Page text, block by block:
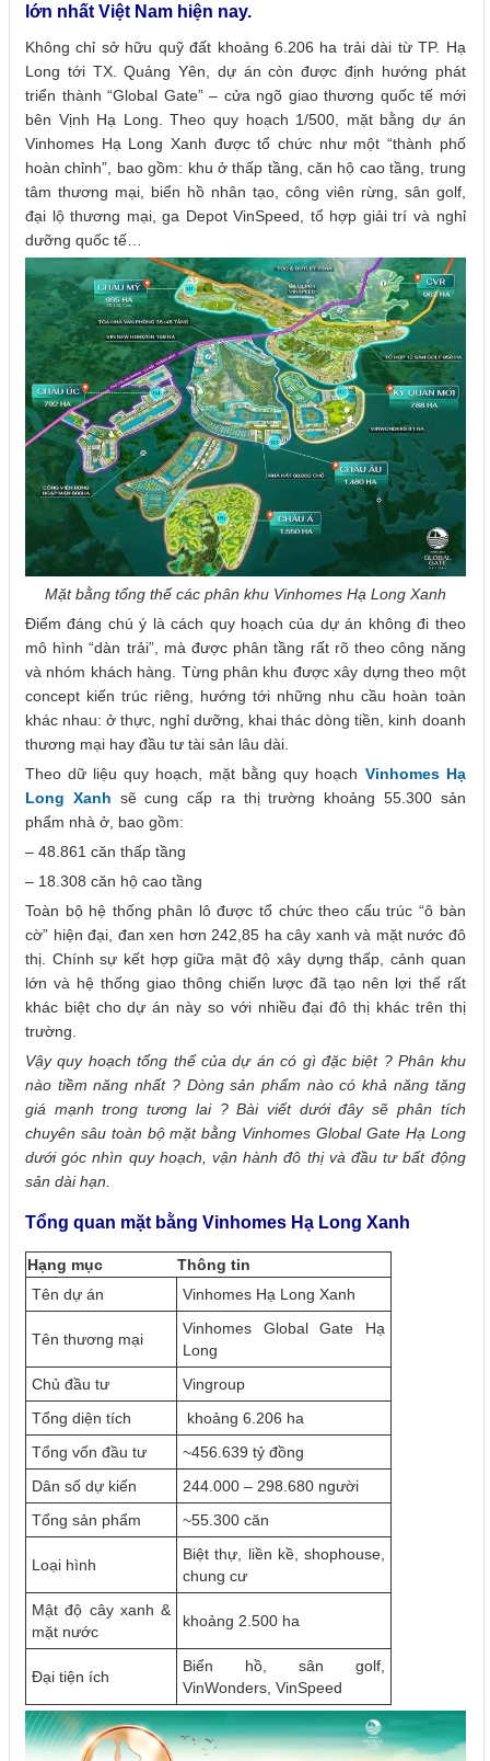
lớn nhất Việt Nam hiện nay.
Không chỉ sở hữu quỹ đất khoảng 6.206 ha trải dài từ TP. Hạ
Long tới TX. Quảng Yên, dự án còn được định hướng phát
triển thành “Global Gate” – cửa ngõ giao thương quốc tế mới
bên Vịnh Hạ Long. Theo quy hoạch 1/500, mặt bằng dự án
Vinhomes Hạ Long Xanh được tổ chức như một “thành phố
hoàn chỉnh”, bao gồm: khu ở thấp tầng, căn hộ cao tầng, trung
tâm thương mại, biển hồ nhân tạo, công viên rừng, sân golf,
đại lộ thương mại, ga Depot VinSpeed, tổ hợp giải trí và nghỉ
dưỡng quốc tế…
Mặt bằng tổng thế các phân khu Vinhomes Hạ Long Xanh
Điểm đáng chú ý là cách quy hoạch của dự án không đi theo
mô hình “dàn trải”, mà được phân tầng rất rõ theo công năng
và nhóm khách hàng. Từng phân khu được xây dựng theo một
concept kiến trúc riêng, hướng tới những nhu cầu hoàn toàn
khác nhau: ở thực, nghỉ dưỡng, khai thác dòng tiền, kinh doanh
thương mại hay đầu tư tài sản lâu dài.
Theo dữ liệu quy hoạch, mặt bằng quy hoạch Vinhomes Hạ
Long Xanh sẽ cung cấp ra thị trường khoảng 55.300 sản
phẩm nhà ở, bao gồm:
– 48.861 căn thấp tầng
– 18.308 căn hộ cao tầng
Toàn bộ hệ thống phân lô được tổ chức theo cấu trúc “ô bàn
cờ” hiện đại, đan xen hơn 242,85 ha cây xanh và mặt nước đô
thị. Chính sự kết hợp giữa mật độ xây dựng thấp, cảnh quan
lớn và hệ thống giao thông chiến lược đã tạo nên lợi thế rất
khác biệt cho dự án này so với nhiều đại đô thị khác trên thị
trường.
Vậy quy hoạch tổng thể của dự án có gì đặc biệt ? Phân khu
nào tiềm năng nhất ? Dòng sản phẩm nào có khả năng tăng
giá mạnh trong tương lai ? Bài viết dưới đây sẽ phân tích
chuyên sâu toàn bộ mặt bằng Vinhomes Global Gate Hạ Long
dưới góc nhìn quy hoạch, vận hành đô thị và đầu tư bất động
sản dài hạn.
Tổng quan mặt bằng Vinhomes Hạ Long Xanh
Hạng mục
Thông tin
Tên dự án
Vinhomes Hạ Long Xanh
Tên thương mại
Vinhomes Global Gate Hạ
Long
Chủ đầu tư
Vingroup
Tổng diện tích
khoảng 6.206 ha
Tổng vốn đầu tư
~456.639 tỷ đồng
Dân số dự kiến
244.000 – 298.680 người
Tổng sản phẩm
~55.300 căn
Loại hình
Biệt thự, liền kề, shophouse,
chung cư
Mật độ cây xanh &
mặt nước
khoảng 2.500 ha
Đại tiện ích
Biển hồ, sân golf,
VinWonders, VinSpeed